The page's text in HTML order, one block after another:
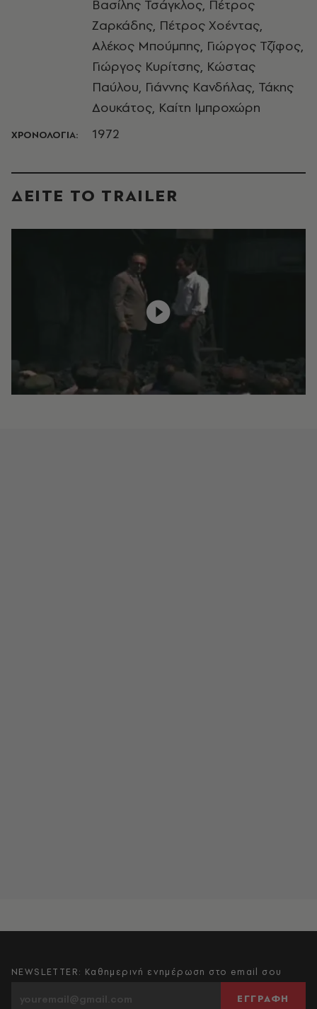
Βασίλης Τσάγκλος, Πέτρος
Ζαρκάδης, Πέτρος Χοέντας,
Αλέκος Μπούμπης, Γιώργος Τζίφος,
Γιώργος Κυρίτσης, Κώστας
Παύλου, Γιάννης Κανδήλας, Τάκης
Δουκάτος, Καίτη Ιμπροχώρη
ΧΡΟΝΟΛΟΓΙΑ: 1972
ΔΕΙΤΕ ΤO TRAILER
NEWSLETTER: Καθημερινή ενημέρωση στο email σου
ΕΓΓΡΑΦΗ